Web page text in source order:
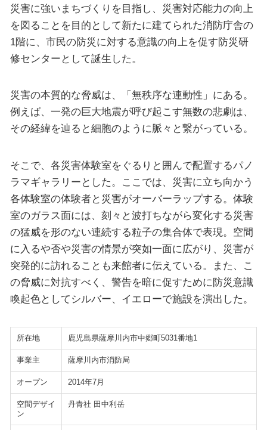
災害に強いまちづくりを目指し、災害対応能力の向上
を図ることを目的として新たに建てられた消防庁舎の
1階に、市民の防災に対する意識の向上を促す防災研
修センターとして誕生した。
災害の本質的な脅威は、「無秩序な連動性」にある。
例えば、一発の巨大地震が呼び起こす無数の悲劇は、
その経緯を辿ると細胞のように脈々と繋がっている。
そこで、各災害体験室をぐるりと囲んで配置するパノ
ラマギャラリーとした。ここでは、災害に立ち向かう
各体験室の体験者と災害がオーバーラップする。体験
室のガラス面には、刻々と波打ちながら変化する災害
の猛威を形のない連続する粒子の集合体で表現。空間
に入るや否や災害の情景が突如一面に広がり、災害が
突発的に訪れることも来館者に伝えている。また、こ
の脅威に対抗すべく、警告を暗に促すために防災意識
喚起色としてシルバー、イエローで施設を演出した。
所在地 鹿児島県薩摩川内市中郷町5031番地1
事業主 薩摩川内市消防局
オープン 2014年7月
空間デザイ
ン
丹青社 田中利岳